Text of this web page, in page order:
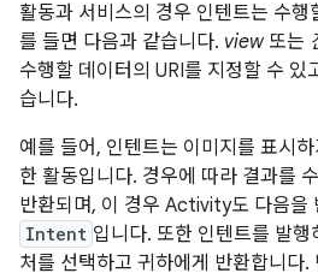
활동과 서비스의 경우 인텐트는 수행
를 들면 다음과 같습니다. view또는
수행할 데이터의 URI를 지정할 수 있
습니다.
예를 들어, 인텐트는 이미지를 표시
한 활동입니다. 경우에 따라 결과를
반환되며, 이 경우 Activity도 다음을
Intent 입니다. 또한 인텐트를 발
처를 선택하고 귀하에게 반환합니다.